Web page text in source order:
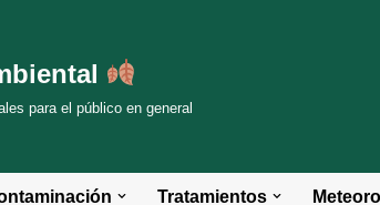
para el público en general
Tratamientos